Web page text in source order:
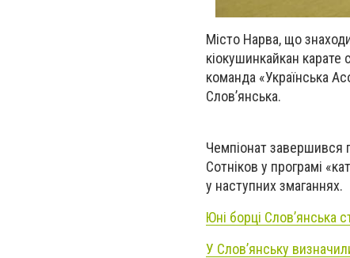
Місто Нарва, що
кіокушинкайкан карате
команда «Українська
Словʼянська.
Чемпіонат завершився
Сотніков у програмі
у наступних змаганнях.
Юні борці Словʼянська
У Словʼянську